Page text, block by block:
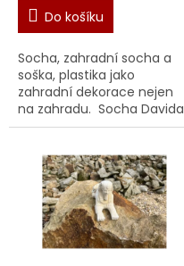
Do košíku
Socha, zahradní socha a
soška, plastika jako
zahradní dekorace nejen
na zahradu. Socha Davida
- busta III. Vyrobená v ČR z
pískovce. Unikátní ru...